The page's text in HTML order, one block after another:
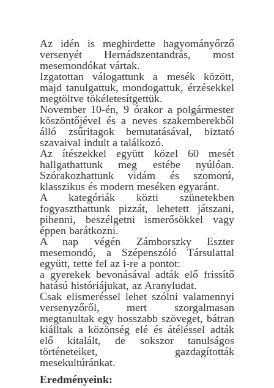
Az idén is meghirdette hagyományőrző
versenyét Hernádszentandrás, most
mesemondókat vártak.
Izgatottan válogattunk a mesék között,
majd tanulgattuk, mondogattuk, érzésekkel
megtöltve tökéletesítgettük.
November 10-én, 9 órakor a polgármester
köszöntőjével és a neves szakemberekből
álló zsűritagok bemutatásával, biztató
szavaival indult a találkozó.
Az ítészekkel együtt közel 60 mesét
hallgathattunk meg estébe nyúlóan.
Szórakozhattunk vidám és szomorú,
klasszikus és modern meséken egyaránt.
A kategóriák közti szünetekben
fogyaszthattunk pizzát, lehetett játszani,
pihenni, beszélgetni ismerősökkel vagy
éppen barátkozni.
A nap végén Zámborszky Eszter
mesemondó, a Szépenszóló Társulattal
együtt, tette fel az i-re a pontot:
a gyerekek bevonásával adták elő frissítő
hatású históriájukat, az Aranyludat.
Csak elismeréssel lehet szólni valamennyi
versenyzőről, mert szorgalmasan
megtanultak egy hosszabb szöveget, bátran
kiálltak a közönség elé és átéléssel adták
elő kitalált, de sokszor tanulságos
történeteiket, gazdagították
mesekultúránkat.
Eredményeink: